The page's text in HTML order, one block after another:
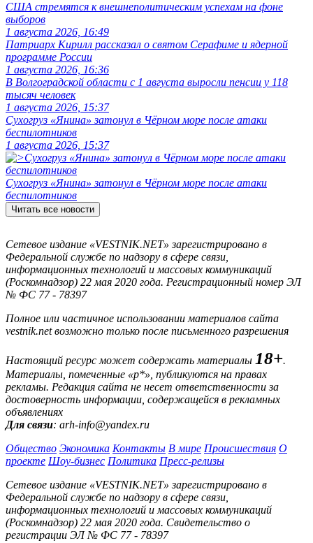
США стремятся к внешнеполитическим успехам на фоне
выборов
1 августа 2026, 16:49
Патриарх Кирилл рассказал о святом Серафиме и ядерной
программе России
1 августа 2026, 16:36
В Волгоградской области с 1 августа выросли пенсии у 118
тысяч человек
1 августа 2026, 15:37
Сухогруз «Янина» затонул в Чёрном море после атаки
беспилотников
1 августа 2026, 15:37
Сухогруз «Янина» затонул в Чёрном море после атаки
беспилотников
Читать все новости
Сетевое издание «VESTNIK.NET» зарегистрировано в
Федеральной службе по надзору в сфере связи,
информационных технологий и массовых коммуникаций
(Роскомнадзор) 22 мая 2020 года. Регистрационный номер ЭЛ
№ ФС 77 - 78397
Полное или частичное использовании материалов сайта
vestnik.net возможно только после письменного разрешения
Настоящий ресурс может содержать материалы 18+.
Материалы, помеченные «р*», публикуются на правах
рекламы. Редакция сайта не несет ответственности за
достоверность информации, содержащейся в рекламных
объявлениях
Для связи: arh-info@yandex.ru
Общество Экономика Контакты В мире Происшествия О
проекте Шоу-бизнес Политика Пресс-релизы
Сетевое издание «VESTNIK.NET» зарегистрировано в
Федеральной службе по надзору в сфере связи,
информационных технологий и массовых коммуникаций
(Роскомнадзор) 22 мая 2020 года. Свидетельство о
регистрации ЭЛ № ФС 77 - 78397